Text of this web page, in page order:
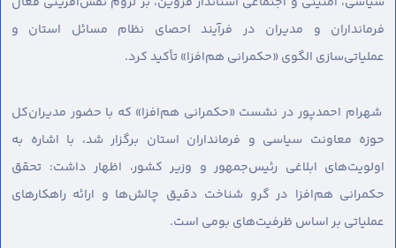
فرمانداران و مدیران در فرآیند احصای نظام مسائل استان و
عملیاتی‌سازی الگوی «حکمرانی هم‌افزا» تأکید کرد.
شهرام احمدپور در نشست «حکمرانی هم‌افزا» که با حضور مدیران‌کل
حوزه معاونت سیاسی و فرمانداران استان برگزار شد، با اشاره به
اولویت‌های ابلاغی رئیس‌جمهور و وزیر کشور، اظهار داشت: تحقق
حکمرانی هم‌افزا در گرو شناخت دقیق چالش‌ها و ارائه راهکارهای
عملیاتی بر اساس ظرفیت‌های بومی است.